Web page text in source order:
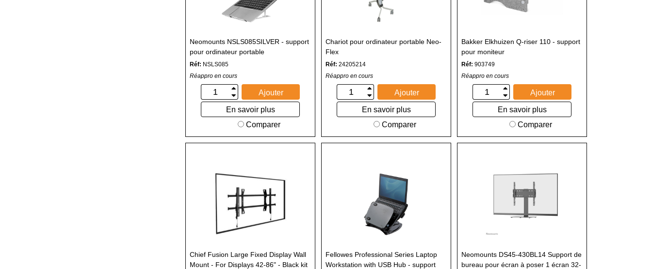
Neomounts NSLS085SILVER - support
pour ordinateur portable
Réf: NSLS085
Réappro en cours
Ajouter
En savoir plus
Comparer
Chariot pour ordinateur portable Neo-
Flex
Réf: 24205214
Réappro en cours
Ajouter
En savoir plus
Comparer
Bakker Elkhuizen Q-riser 110 - support
pour moniteur
Réf: 903749
Réappro en cours
Ajouter
En savoir plus
Comparer
Chief Fusion Large Fixed Display Wall
Mount - For Displays 42-86" - Black kit
Fellowes Professional Series Laptop
Workstation with USB Hub - support
Neomounts DS45-430BL14 Support de
bureau pour écran à poser 1 écran 32-